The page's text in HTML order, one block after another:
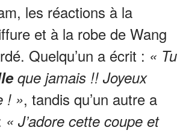
les réactions à la
et à la robe de Wang
Quelqu’un a écrit : « Tu
que jamais !! Joyeux
! », tandis qu’un autre a
« J’adore cette coupe et